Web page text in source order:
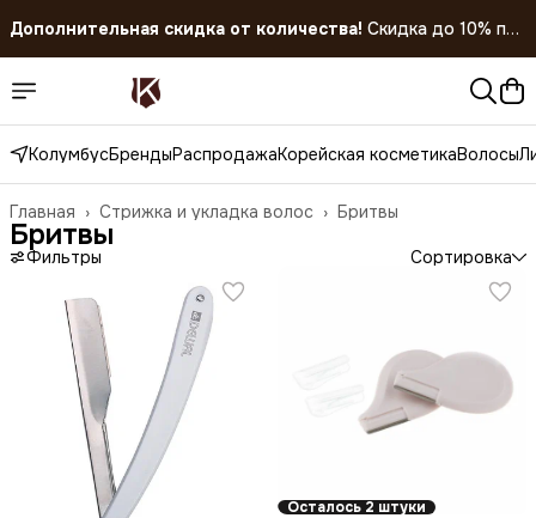
Дополнительная скидка от количества! Скидка до 10% при
Скидка 45% на все товары до 31.07.2026
КолумбусБрендыРаспродажаКорейская косметикаВолосы
Бритвы
Стрижка и укладка волос ›
Главная ›
Бритвы
Фильтры Сортировка
Осталось 2 штуки